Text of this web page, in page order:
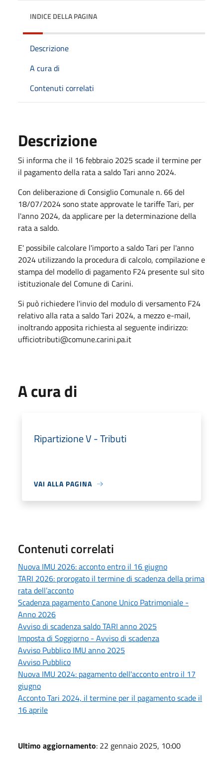
INDICE DELLA PAGINA
Descrizione
A cura di
Contenuti correlati
Descrizione
Si informa che il 16 febbraio 2025 scade il termine per
il pagamento della rata a saldo Tari anno 2024.
Con deliberazione di Consiglio Comunale n. 66 del
18/07/2024 sono state approvate le tariffe Tari, per
l'anno 2024, da applicare per la determinazione della
rata a saldo.
E' possibile calcolare l'importo a saldo Tari per l'anno
2024 utilizzando la procedura di calcolo, compilazione e
stampa del modello di pagamento F24 presente sul sito
istituzionale del Comune di Carini.
Si può richiedere l'invio del modulo di versamento F24
relativo alla rata a saldo Tari 2024, a mezzo e-mail,
inoltrando apposita richiesta al seguente indirizzo:
ufficiotributi@comune.carini.pa.it
A cura di
Ripartizione V - Tributi
VAI ALLA PAGINA
Contenuti correlati
Nuova IMU 2026: acconto entro il 16 giugno
TARI 2026: prorogato il termine di scadenza della prima
rata dell’acconto
Scadenza pagamento Canone Unico Patrimoniale -
Anno 2026
Avviso di scadenza saldo TARI anno 2025
Imposta di Soggiorno - Avviso di scadenza
Avviso Pubblico IMU anno 2025
Avviso Pubblico
Nuova IMU 2024: pagamento dell'acconto entro il 17
giugno
Acconto Tari 2024, il termine per il pagamento scade il
16 aprile
Ultimo aggiornamento: 22 gennaio 2025, 10:00